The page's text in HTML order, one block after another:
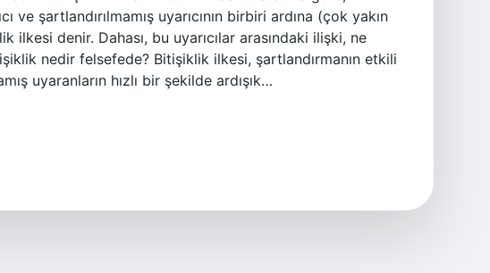
ve şartlandırılmamış uyarıcının birbiri ardına (çok yakın
ilkesi denir. Dahası, bu uyarıcılar arasındaki ilişki, ne
nedir felsefede? Bitişiklik ilkesi, şartlandırmanın etkili
uyaranların hızlı bir şekilde ardışık…